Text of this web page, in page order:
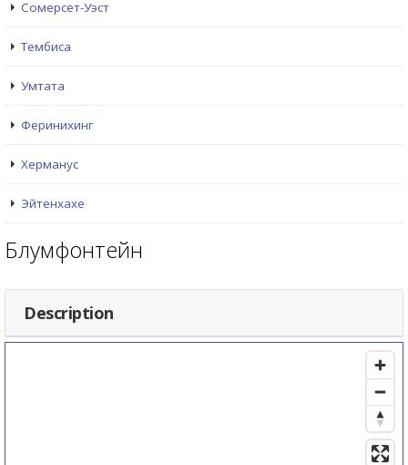
Сомерсет-Уэст
Тембиса
Умтата
Феринихинг
Херманус
Эйтенхахе
Блумфонтейн
Description